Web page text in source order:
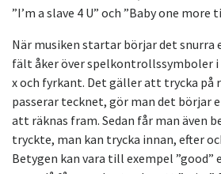
”I’m a slave 4 U” och ”Baby one more
När musiken startar börjar det
fält åker över spelkontrollssymboler
x och fyrkant. Det gäller att trycka
passerar tecknet, gör man det börjar
att räknas fram. Sedan får man även
tryckte, man kan trycka innan, efter
Betygen kan vara till exempel ”good”